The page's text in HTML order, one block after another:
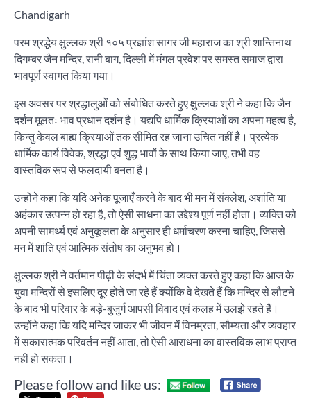
Chandigarh
परम श्रद्धेय क्षुल्लक श्री १०५ प्रज्ञांश सागर जी महाराज का श्री शान्तिनाथ
दिगम्बर जैन मन्दिर, रानी बाग, दिल्ली में मंगल प्रवेश पर समस्त समाज द्वारा
भावपूर्ण स्वागत किया गया।
इस अवसर पर श्रद्धालुओं को संबोधित करते हुए क्षुल्लक श्री ने कहा कि जैन
दर्शन मूलतः भाव प्रधान दर्शन है। यद्यपि धार्मिक क्रियाओं का अपना महत्व है,
किन्तु केवल बाह्य क्रियाओं तक सीमित रह जाना उचित नहीं है। प्रत्येक
धार्मिक कार्य विवेक, श्रद्धा एवं शुद्ध भावों के साथ किया जाए, तभी वह
वास्तविक रूप से फलदायी बनता है।
उन्होंने कहा कि यदि अनेक पूजाएँ करने के बाद भी मन में संक्लेश, अशांति या
अहंकार उत्पन्न हो रहा है, तो ऐसी साधना का उद्देश्य पूर्ण नहीं होता। व्यक्ति को
अपनी सामर्थ्य एवं अनुकूलता के अनुसार ही धर्माचरण करना चाहिए, जिससे
मन में शांति एवं आत्मिक संतोष का अनुभव हो।
क्षुल्लक श्री ने वर्तमान पीढ़ी के संदर्भ में चिंता व्यक्त करते हुए कहा कि आज के
युवा मन्दिरों से इसलिए दूर होते जा रहे हैं क्योंकि वे देखते हैं कि मन्दिर से लौटने
के बाद भी परिवार के बड़े-बुजुर्ग आपसी विवाद एवं कलह में उलझे रहते हैं।
उन्होंने कहा कि यदि मन्दिर जाकर भी जीवन में विनम्रता, सौम्यता और व्यवहार
में सकारात्मक परिवर्तन नहीं आता, तो ऐसी आराधना का वास्तविक लाभ प्राप्त
नहीं हो सकता।
Please follow and like us: